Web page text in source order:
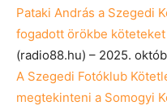
Pataki András a Szegedi
fogadott örökbe
(radio88.hu) – 2025.
A Szegedi Fotóklub
megtekinteni a Somogyi